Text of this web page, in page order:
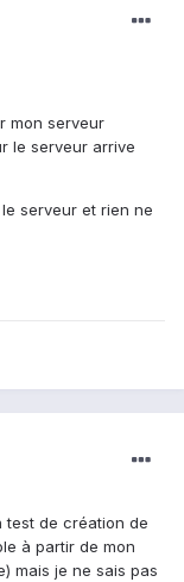
mon serveur
le serveur arrive
serveur et rien ne
test de création de
à partir de mon
mais je ne sais pas